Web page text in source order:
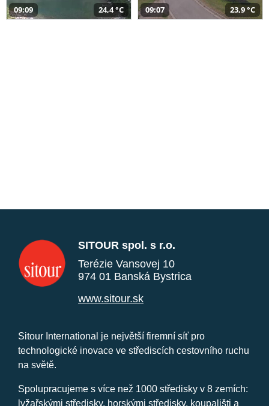
09:09 24,4 °C 09:07 23,9 °C
SITOUR spol. s r.o.
Terézie Vansovej 10
974 01 Banská Bystrica
www.sitour.sk
Sitour International je největší firemní síť pro
technologické inovace ve střediscích cestovního ruchu
na světě.
Spolupracujeme s více než 1000 středisky v 8 zemích:
lyžařskými středisky, horskými středisky, koupališti a